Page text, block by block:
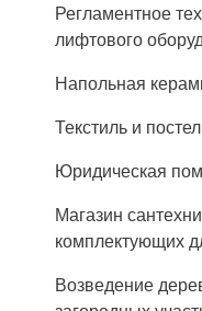
Регламентное
лифтового
Напольная
Текстиль и
Юридическая
Магазин
комплектующих
Возведение